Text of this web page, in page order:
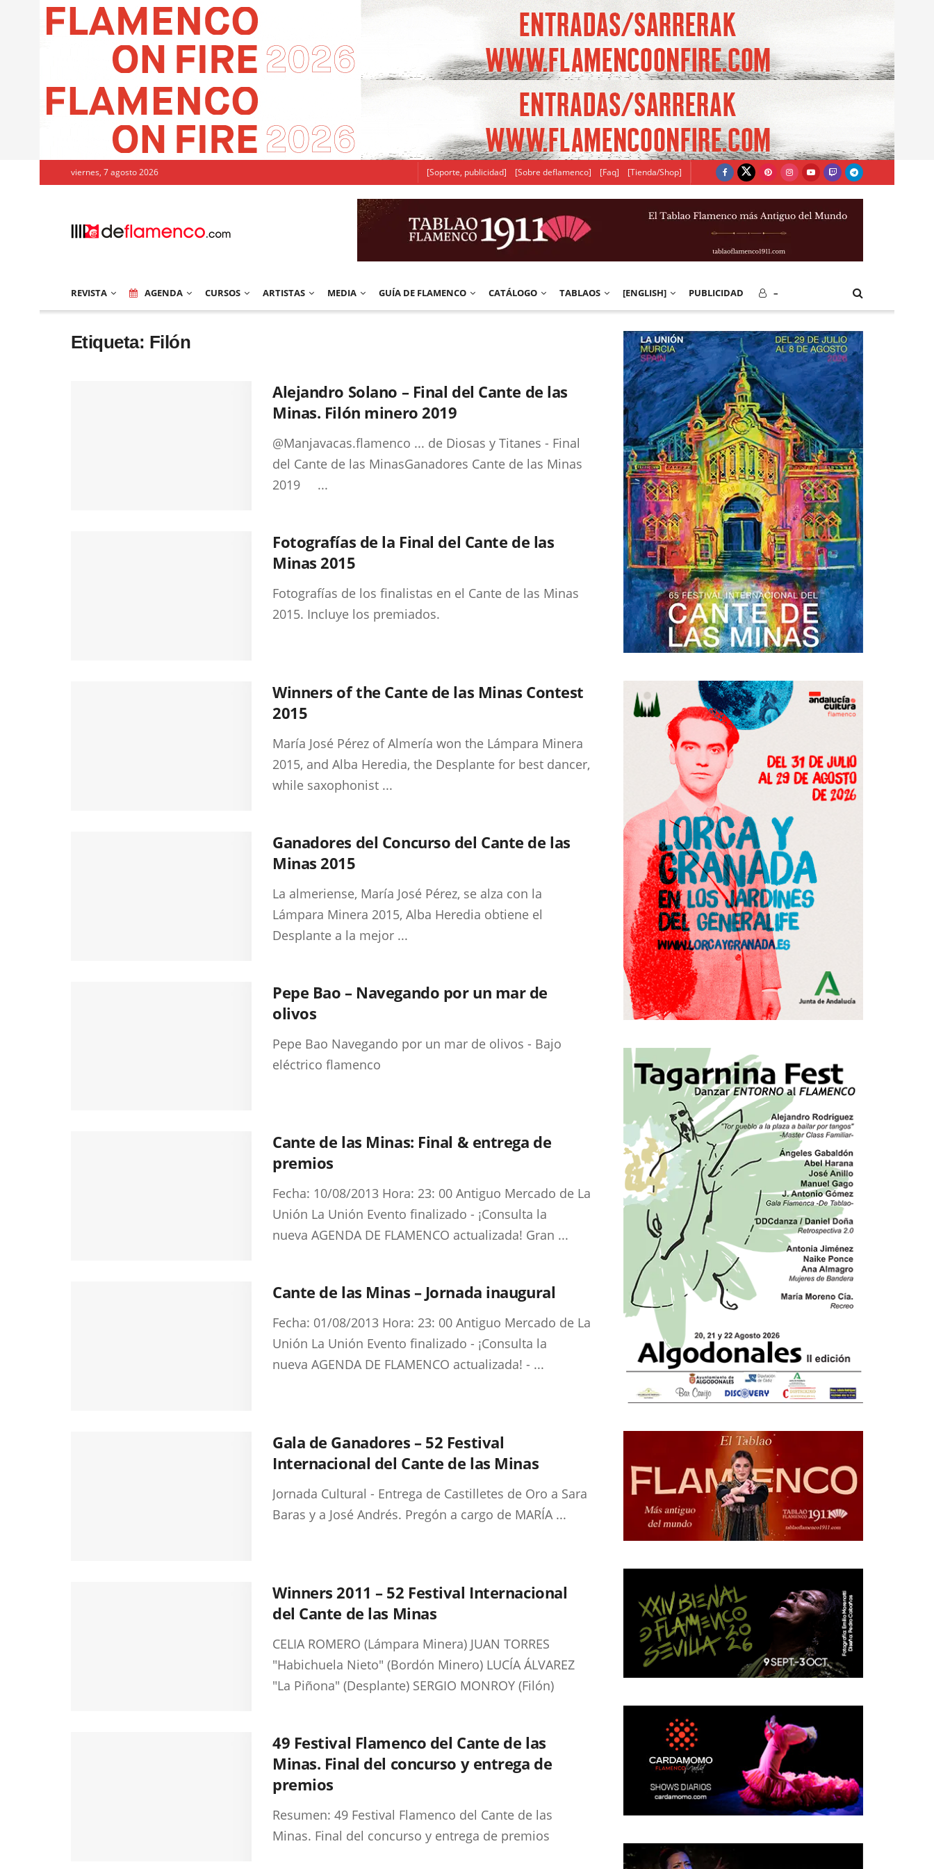
viernes, 7 agosto 2026 [Soporte, publicidad] [Sobre deflamenco] [Faq] [Tienda/Shop]
REVISTA AGENDA CURSOS ARTISTAS MEDIA GUÍA DE FLAMENCO CATÁLOGO TABLAOS [ENGLISH] PUBLICIDAD –
Etiqueta: Filón
Alejandro Solano – Final del Cante de las
Minas. Filón minero 2019
@Manjavacas.flamenco ... de Diosas y Titanes - Final
del Cante de las MinasGanadores Cante de las Minas
2019 ...
Fotografías de la Final del Cante de las
Minas 2015
Fotografías de los finalistas en el Cante de las Minas
2015. Incluye los premiados.
Winners of the Cante de las Minas Contest
2015
María José Pérez of Almería won the Lámpara Minera
2015, and Alba Heredia, the Desplante for best dancer,
while saxophonist ...
Ganadores del Concurso del Cante de las
Minas 2015
La almeriense, María José Pérez, se alza con la
Lámpara Minera 2015, Alba Heredia obtiene el
Desplante a la mejor ...
Pepe Bao – Navegando por un mar de
olivos
Pepe Bao Navegando por un mar de olivos - Bajo
eléctrico flamenco
Cante de las Minas: Final & entrega de
premios
Fecha: 10/08/2013 Hora: 23: 00 Antiguo Mercado de La
Unión La Unión Evento finalizado - ¡Consulta la
nueva AGENDA DE FLAMENCO actualizada! Gran ...
Cante de las Minas – Jornada inaugural
Fecha: 01/08/2013 Hora: 23: 00 Antiguo Mercado de La
Unión La Unión Evento finalizado - ¡Consulta la
nueva AGENDA DE FLAMENCO actualizada! - ...
Gala de Ganadores – 52 Festival
Internacional del Cante de las Minas
Jornada Cultural - Entrega de Castilletes de Oro a Sara
Baras y a José Andrés. Pregón a cargo de MARÍA ...
Winners 2011 – 52 Festival Internacional
del Cante de las Minas
CELIA ROMERO (Lámpara Minera) JUAN TORRES
"Habichuela Nieto" (Bordón Minero) LUCÍA ÁLVAREZ
"La Piñona" (Desplante) SERGIO MONROY (Filón)
49 Festival Flamenco del Cante de las
Minas. Final del concurso y entrega de
premios
Resumen: 49 Festival Flamenco del Cante de las
Minas. Final del concurso y entrega de premios